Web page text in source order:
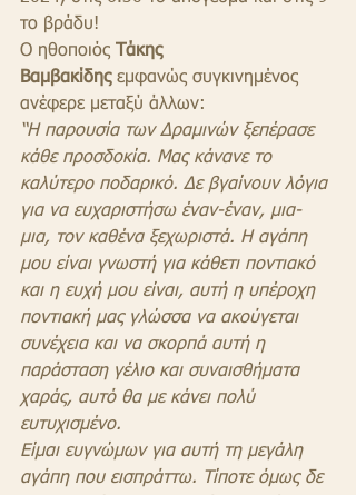
το βράδυ!
Ο ηθοποιός
Τάκης
Βαμβακίδης εμφανώς συγκινημένος
ανέφερε μεταξύ άλλων:
“Η παρουσία των Δραμινών ξεπέρασε
κάθε προσδοκία. Μας κάνανε το
καλύτερο ποδαρικό. Δε βγαίνουν λόγια
για να ευχαριστήσω έναν-έναν, μια-
μια, τον καθένα ξεχωριστά. Η αγάπη
μου είναι γνωστή για κάθετι ποντιακό
και η ευχή μου είναι, αυτή η υπέροχη
ποντιακή μας γλώσσα να ακούγεται
συνέχεια και να σκορπά αυτή η
παράσταση γέλιο και συναισθήματα
χαράς, αυτό θα με κάνει πολύ
ευτυχισμένο.
Είμαι ευγνώμων για αυτή τη μεγάλη
αγάπη που εισπράττω. Τίποτε όμως δε